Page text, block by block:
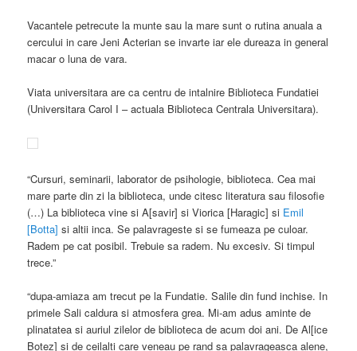
Vacantele petrecute la munte sau la mare sunt o rutina anuala a
cercului in care Jeni Acterian se invarte iar ele dureaza in general
macar o luna de vara.
Viata universitara are ca centru de intalnire Biblioteca Fundatiei
(Universitara Carol I – actuala Biblioteca Centrala Universitara).
“Cursuri, seminarii, laborator de psihologie, biblioteca. Cea mai
mare parte din zi la biblioteca, unde citesc literatura sau filosofie
(…) La biblioteca vine si A[savir] si Viorica [Haragic] si Emil
[Botta] si altii inca. Se palavrageste si se fumeaza pe culoar.
Radem pe cat posibil. Trebuie sa radem. Nu excesiv. Si timpul
trece.”
“dupa-amiaza am trecut pe la Fundatie. Salile din fund inchise. In
primele Sali caldura si atmosfera grea. Mi-am adus aminte de
plinatatea si auriul zilelor de biblioteca de acum doi ani. De Al[ice
Botez] si de ceilalti care veneau pe rand sa palavrageasca alene,